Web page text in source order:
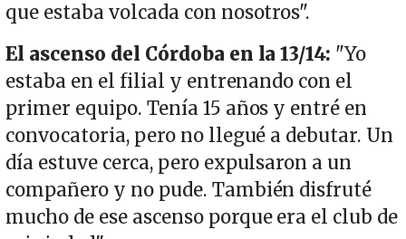
que estaba volcada con nosotros".
El ascenso del Córdoba en la 13/14: "Yo
estaba en el filial y entrenando con el
primer equipo. Tenía 15 años y entré en
convocatoria, pero no llegué a debutar. Un
día estuve cerca, pero expulsaron a un
compañero y no pude. También disfruté
mucho de ese ascenso porque era el club de